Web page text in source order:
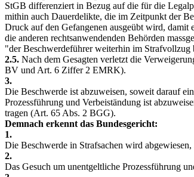
StGB differenziert in Bezug auf die für die
mithin auch Dauerdelikte, die im Zeitpunkt der
Druck auf den Gefangenen ausgeübt wird, damit
die anderen rechtsanwendenden Behörden
"der Beschwerdeführer weiterhin im Strafvollzug
2.5. Nach dem Gesagten verletzt die
BV und Art. 6 Ziffer 2 EMRK).
3.
Die Beschwerde ist abzuweisen, soweit darauf
Prozessführung und Verbeiständung ist
tragen (Art. 65 Abs. 2 BGG).
Demnach erkennt das Bundesgericht:
1.
Die Beschwerde in Strafsachen wird
2.
Das Gesuch um unentgeltliche Prozessführung